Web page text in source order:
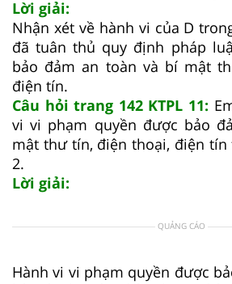
Lời giải:
Nhận xét về hành vi của D
đã tuân thủ quy định pháp
bảo đảm an toàn và bí mật
điện tín.
Câu hỏi trang 142 KTPL 11:
vi vi phạm quyền được bảo
mật thư tín, điện thoại, điện
2.
Lời giải:
QUẢNG CÁO
Hành vi vi phạm quyền được